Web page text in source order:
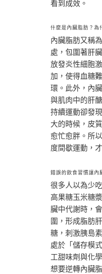
看到成效。
什麼是內臟脂肪？為
內臟脂肪又稱
處，包圍著肝
放發炎性細胞
加，使得血糖
環。此外，內
與肌肉中的肝
持續運動卻發
大的時候，皮
愈忙愈胖。所
度間歇運動，
錯誤的飲食習慣讓內
很多人以為少
高果糖玉米糖
臟中代謝時，
圍，形成脂肪
糖，刺激胰島
處於「儲存模
工甜味劑與化
想要逆轉內臟